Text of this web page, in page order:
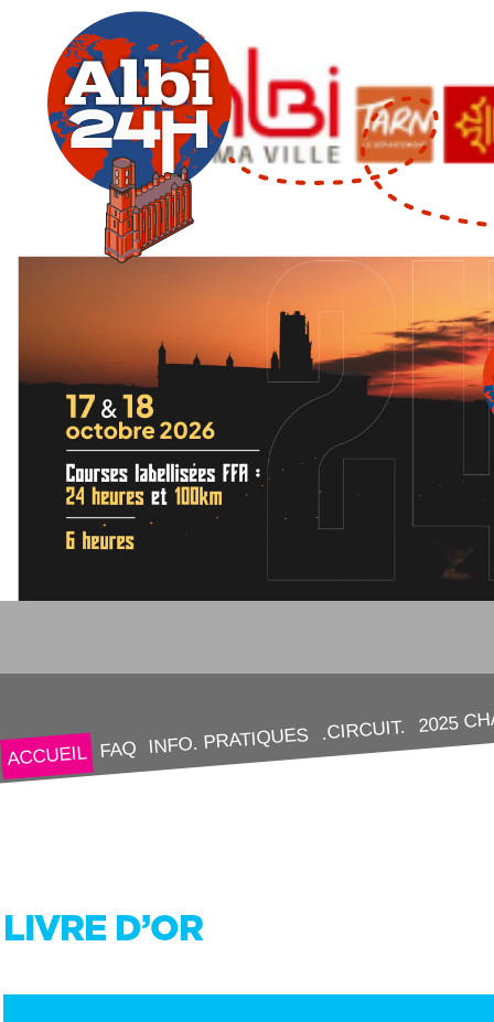
ACCUEIL FAQ INFO. PRATIQUES .CIRCUIT. 2025
LIVRE D’OR